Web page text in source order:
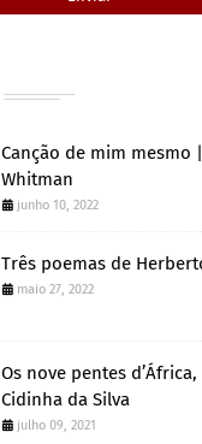
Canção de mim mesmo
Whitman
junho 10, 2022
Três poemas de
maio 27, 2022
Os nove pentes d’África,
Cidinha da Silva
julho 09, 2021